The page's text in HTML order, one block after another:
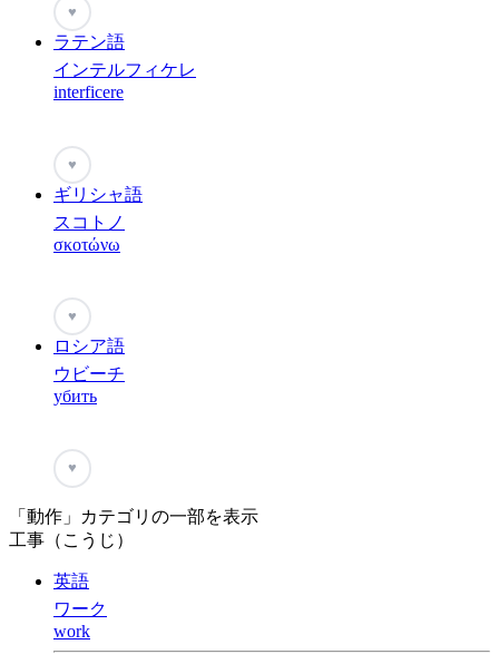
♥
ラテン語
インテルフィケレ
interficere
♥
ギリシャ語
スコトノ
σκοτώνω
♥
ロシア語
ウビーチ
убить
♥
「動作」カテゴリの一部を表示
工事（こうじ）
英語
ワーク
work